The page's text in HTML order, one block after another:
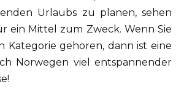
Urlaubs zu planen, sehen
ein Mittel zum Zweck. Wenn Sie
Kategorie gehören, dann ist eine
Norwegen viel entspannender